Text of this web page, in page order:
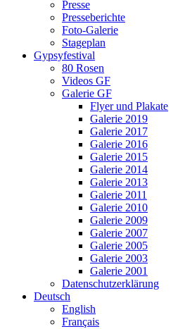
Presse
Presseberichte
Foto-Galerie
Stageplan
Gypsyfestival
80 Rosen
Videos GF
Galerie GF
Flyer und Plakate
Galerie 2019
Galerie 2017
Galerie 2016
Galerie 2015
Galerie 2014
Galerie 2013
Galerie 2011
Galerie 2010
Galerie 2009
Galerie 2007
Galerie 2005
Galerie 2003
Galerie 2001
Datenschutzerklärung
Deutsch
English
Français